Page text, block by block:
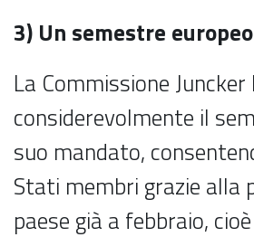
3) Un semestre
La Commissione
considerevolmente il
suo mandato,
Stati membri grazie alla
paese già a febbraio,